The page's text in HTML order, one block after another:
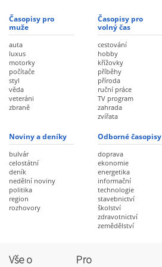
Časopisy pro
muže
auta
luxus
motorky
počítače
styl
věda
veteráni
zbraně
Časopisy pro
volný čas
cestování
hobby
křížovky
příběhy
příroda
ruční práce
TV program
zahrada
zvířata
Noviny a deníky
bulvár
celostátní
deník
nedělní noviny
politika
region
rozhovory
Odborné časopisy
doprava
ekonomie
energetika
informační
technologie
stavebnictví
školství
zdravotnictví
zemědělství
Vše o
Pro